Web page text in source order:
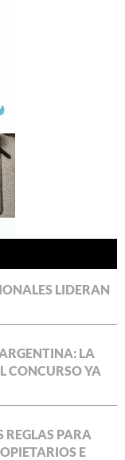
LIDERAN
LA
CONCURSO YA
REGLAS PARA
E